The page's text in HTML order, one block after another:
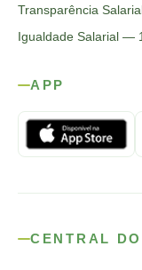
Transparência
Igualdade Salarial —
APP
CENTRAL